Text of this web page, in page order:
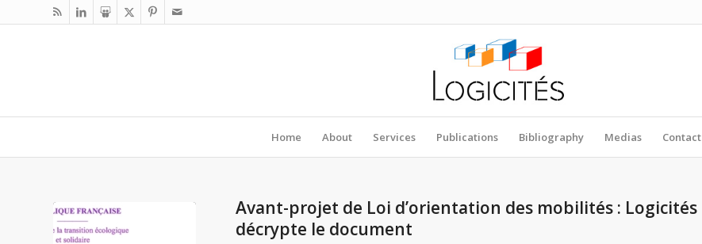
Home About Services Publications Bibliography Medias Contact
Avant-projet de Loi d’orientation des mobilités : Logicités
décrypte le document